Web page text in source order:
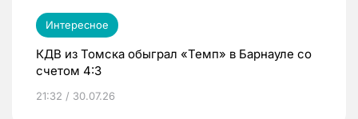
Интересное
КДВ из Томска обыграл «Темп» в Барнауле со
счетом 4:3
21:32 / 30.07.26